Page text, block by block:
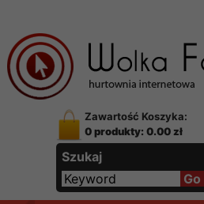
Zawartość Koszyka:
0 produkty: 0.00 zł
Szukaj